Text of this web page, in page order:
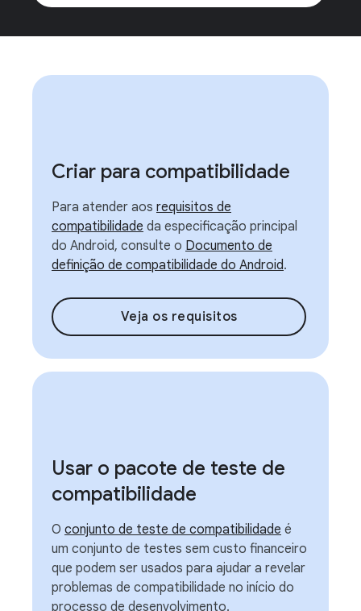
Criar para compatibilidade
Para atender aos requisitos de
compatibilidade da especificação principal
do Android, consulte o Documento de
definição de compatibilidade do Android.
Veja os requisitos
Usar o pacote de teste de
compatibilidade
O conjunto de teste de compatibilidade é
um conjunto de testes sem custo financeiro
que podem ser usados para ajudar a revelar
problemas de compatibilidade no início do
processo de desenvolvimento.